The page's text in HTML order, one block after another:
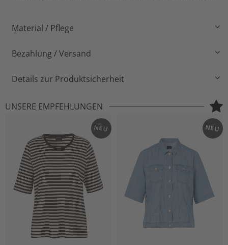
Material / Pflege
Bezahlung / Versand
Details zur Produktsicherheit
UNSERE EMPFEHLUNGEN
NEU NEU